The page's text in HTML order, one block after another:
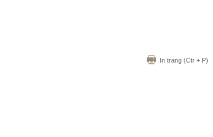
In trang (Ctr + P)